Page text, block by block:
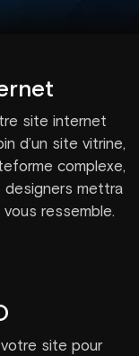
site internet
d’un site vitrine,
complexe,
mettra
ressemble.
site pour